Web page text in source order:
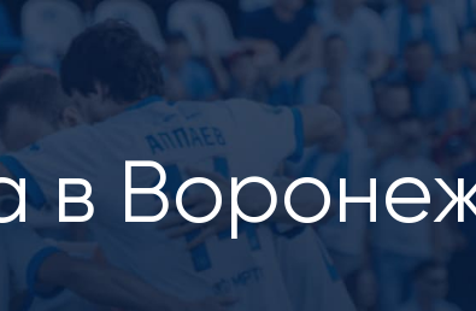
в